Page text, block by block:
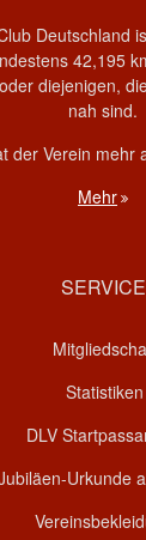
Deutschland
42,195
diejenigen,
nah sind.
der Verein mehr
Mehr
SERVICE
Statistiken
DLV
Urkunde